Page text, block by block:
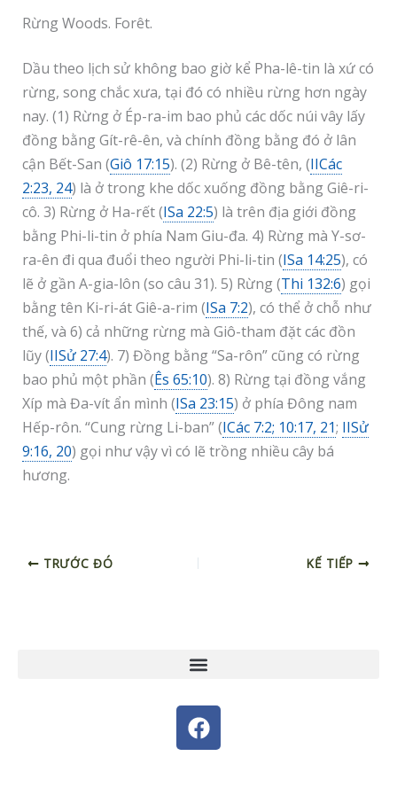
Rừng Woods. Forêt.
Dầu theo lịch sử không bao giờ kể Pha-lê-tin là xứ có
rừng, song chắc xưa, tại đó có nhiều rừng hơn ngày
nay. (1) Rừng ở Ép-ra-im bao phủ các dốc núi vây lấy
đồng bằng Gít-rê-ên, và chính đồng bằng đó ở lân
cận Bết-San (Giô 17:15). (2) Rừng ở Bê-tên, (IICác
2:23, 24) là ở trong khe dốc xuống đồng bằng Giê-ri-
cô. 3) Rừng ở Ha-rết (ISa 22:5) là trên địa giới đồng
bằng Phi-li-tin ở phía Nam Giu-đa. 4) Rừng mà Y-sơ-
ra-ên đi qua đuổi theo người Phi-li-tin (ISa 14:25), có
lẽ ở gần A-gia-lôn (so câu 31). 5) Rừng (Thi 132:6) gọi
bằng tên Ki-ri-át Giê-a-rim (ISa 7:2), có thể ở chỗ như
thế, và 6) cả những rừng mà Giô-tham đặt các đồn
lũy (IISử 27:4). 7) Đồng bằng “Sa-rôn” cũng có rừng
bao phủ một phần (Ês 65:10). 8) Rừng tại đồng vắng
Xíp mà Đa-vít ẩn mình (ISa 23:15) ở phía Đông nam
Hếp-rôn. “Cung rừng Li-ban” (ICác 7:2; 10:17, 21; IISử
9:16, 20) gọi như vậy vì có lẽ trồng nhiều cây bá
hương.
TRƯỚC ĐÓ KẾ TIẾP
F
a
c